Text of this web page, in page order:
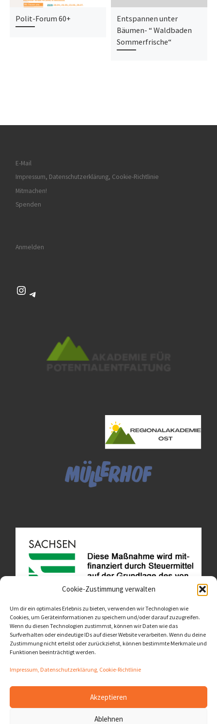
Cookie-Zustimmung verwalten
Um dir ein optimales Erlebnis zu bieten, verwenden wir Technologien wie
Cookies, um Geräteinformationen zu speichern und/oder darauf zuzugreifen.
Wenn du diesen Technologien zustimmst, können wir Daten wie das
Surfverhalten oder eindeutige IDs auf dieser Website verarbeiten. Wenn du deine
Zustimmung nicht erteilst oder zurückziehst, können bestimmte Merkmale und
Funktionen beeinträchtigt werden.
Impressum, Datenschutzerklärung, Cookie-Richtlinie
Akzeptieren
Ablehnen
Polit-Forum 60+
Entspannen unter
Bäumen- “ Waldbaden
Sommerfrische“
E-Mail
Impressum, Datenschutzerklärung, Cookie-Richtlinie
Mitmachen!
Spenden
Anmelden
Instagram
Telegram
Diese Website ist als Teil des Projektes "Wachsen lassen
- Raum geben" entstanden.>>>
© 2026LernOrtVerbund– Alle Rechte vorbehalten
– Entworfen mit dem